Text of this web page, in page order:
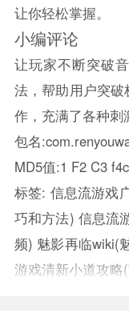
让你轻松掌握。
小编评论
让玩家不断突破
法，帮助用户突
作，充满了各种刺
包名
MD5值:1 F2 C3
标签: 信息流游戏
巧和方法) 信息流
频) 魅影再临wiki(
游戏清新小道攻略